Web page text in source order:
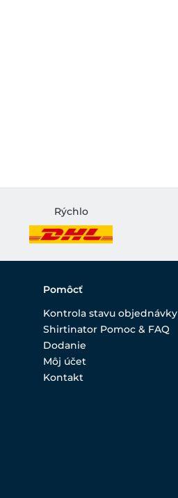
Rýchlo
Pomôcť
Kontrola stavu objednávky
Shirtinator Pomoc & FAQ
Dodanie
Môj účet
Kontakt